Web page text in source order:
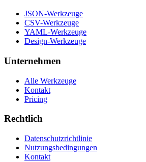
JSON-Werkzeuge
CSV-Werkzeuge
YAML-Werkzeuge
Design-Werkzeuge
Unternehmen
Alle Werkzeuge
Kontakt
Pricing
Rechtlich
Datenschutzrichtlinie
Nutzungsbedingungen
Kontakt